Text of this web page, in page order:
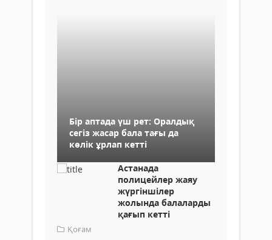
Бір аптада үш рет: Оралдық
сегіз жасар бала тағы да
көлік ұрлап кетті
Астанада
полицейлер жаяу
жүргіншілер
жолында балаларды
қағып кетті
Қоғам